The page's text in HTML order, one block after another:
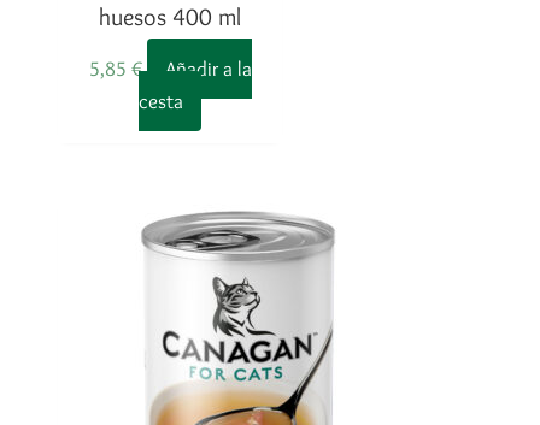
huesos 400 ml
5,85 €
Añadir a la
cesta